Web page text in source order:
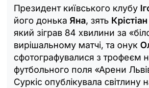
Президент київського клубу
його донька Яна, зять
який зіграв 84 хвилини за
вирішальному матчі, та онук
сфотографувалися з трофеєм
футбольного поля «Арени
Суркіс опублікувала світлину